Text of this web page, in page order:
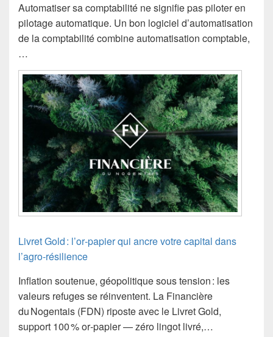
Automatiser sa comptabilité ne signifie pas piloter en
pilotage automatique. Un bon logiciel d’automatisation
de la comptabilité combine automatisation comptable,
…
Livret Gold : l’or‑papier qui ancre votre capital dans
l’agro‑résilience
Inflation soutenue, géopolitique sous tension : les
valeurs refuges se réinventent. La Financière
du Nogentais (FDN) riposte avec le Livret Gold,
support 100 % or‑papier — zéro lingot livré,…